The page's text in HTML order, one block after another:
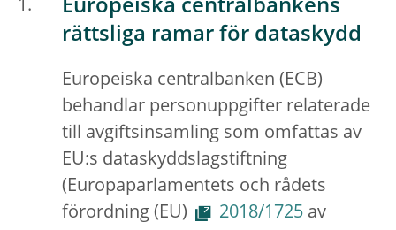
Europeiska centralbankens
rättsliga ramar för dataskydd
Europeiska centralbanken (ECB)
behandlar personuppgifter relaterade
till avgiftsinsamling som omfattas av
EU:s dataskyddslagstiftning
(Europaparlamentets och rådets
förordning (EU)
2018/1725 av